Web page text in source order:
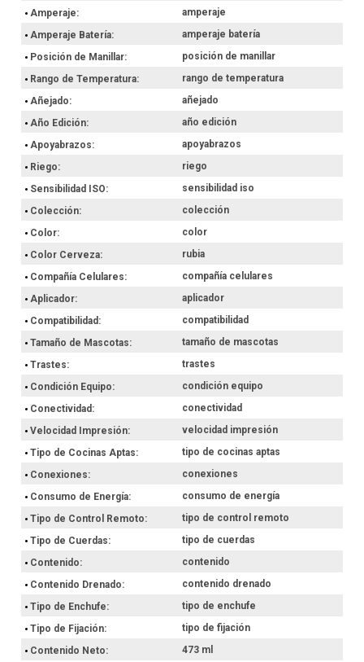
Amperaje
amperaje
Amperaje Batería
amperaje batería
Posición de Manillar
posición de manillar
Rango de Temperatura
rango de temperatura
Añejado
añejado
Año Edición
año edición
Apoyabrazos
apoyabrazos
Riego
riego
Sensibilidad ISO
sensibilidad iso
Colección
colección
Color
color
Color Cerveza
rubia
Compañía Celulares
compañía celulares
Aplicador
aplicador
Compatibilidad
compatibilidad
Tamaño de Mascotas
tamaño de mascotas
Trastes
trastes
Condición Equipo
condición equipo
Conectividad
conectividad
Velocidad Impresión
velocidad impresión
Tipo de Cocinas Aptas
tipo de cocinas aptas
Conexiones
conexiones
Consumo de Energía
consumo de energía
Tipo de Control Remoto
tipo de control remoto
Tipo de Cuerdas
tipo de cuerdas
Contenido
contenido
Contenido Drenado
contenido drenado
Tipo de Enchufe
tipo de enchufe
Tipo de Fijación
tipo de fijación
Contenido Neto
473 ml